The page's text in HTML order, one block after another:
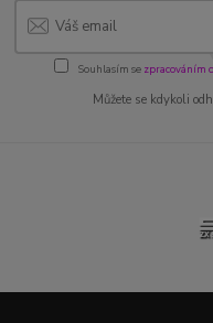
Souhlasím se zpracováním
Můžete se kdykoli